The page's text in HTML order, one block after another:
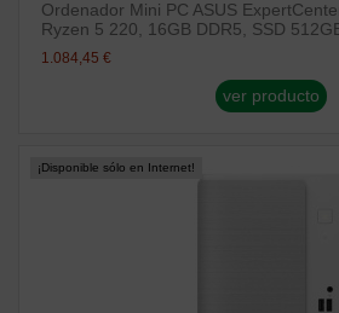
Ordenador Mini PC ASUS
Ryzen 5 220, 16GB DDR5, SSD
1.084,45 €
ver producto
¡Disponible sólo en Internet!